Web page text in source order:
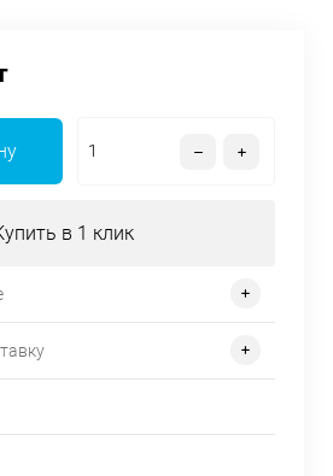
в 1 клик